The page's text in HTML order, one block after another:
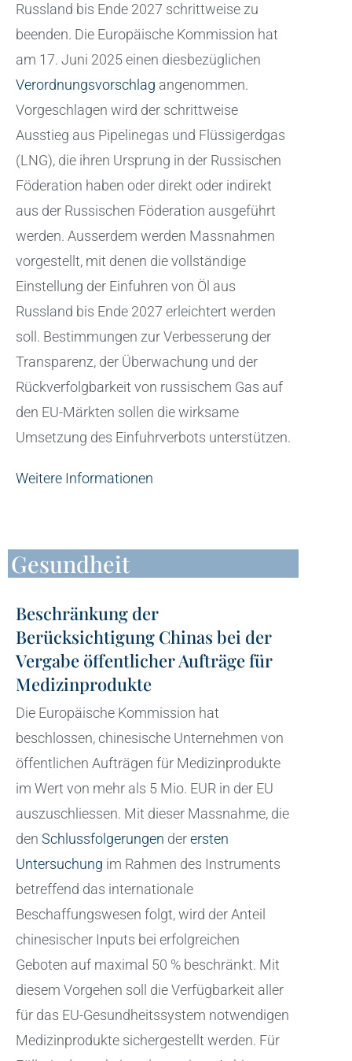
Russland bis Ende 2027 schrittweise zu
beenden. Die Europäische Kommission hat
am 17. Juni 2025 einen diesbezüglichen
Verordnungsvorschlag angenommen.
Vorgeschlagen wird der schrittweise
Ausstieg aus Pipelinegas und Flüssigerdgas
(LNG), die ihren Ursprung in der Russischen
Föderation haben oder direkt oder indirekt
aus der Russischen Föderation ausgeführt
werden. Ausserdem werden Massnahmen
vorgestellt, mit denen die vollständige
Einstellung der Einfuhren von Öl aus
Russland bis Ende 2027 erleichtert werden
soll. Bestimmungen zur Verbesserung der
Transparenz, der Überwachung und der
Rückverfolgbarkeit von russischem Gas auf
den EU-Märkten sollen die wirksame
Umsetzung des Einfuhrverbots unterstützen.
Weitere Informationen
Gesundheit
Beschränkung der
Berücksichtigung Chinas bei der
Vergabe öffentlicher Aufträge für
Medizinprodukte
Die Europäische Kommission hat
beschlossen, chinesische Unternehmen von
öffentlichen Aufträgen für Medizinprodukte
im Wert von mehr als 5 Mio. EUR in der EU
auszuschliessen. Mit dieser Massnahme, die
den Schlussfolgerungen derersten
Untersuchung im Rahmen des Instruments
betreffend das internationale
Beschaffungswesen folgt, wird der Anteil
chinesischer Inputs bei erfolgreichen
Geboten auf maximal 50 % beschränkt. Mit
diesem Vorgehen soll die Verfügbarkeit aller
für das EU-Gesundheitssystem notwendigen
Medizinprodukte sichergestellt werden. Für